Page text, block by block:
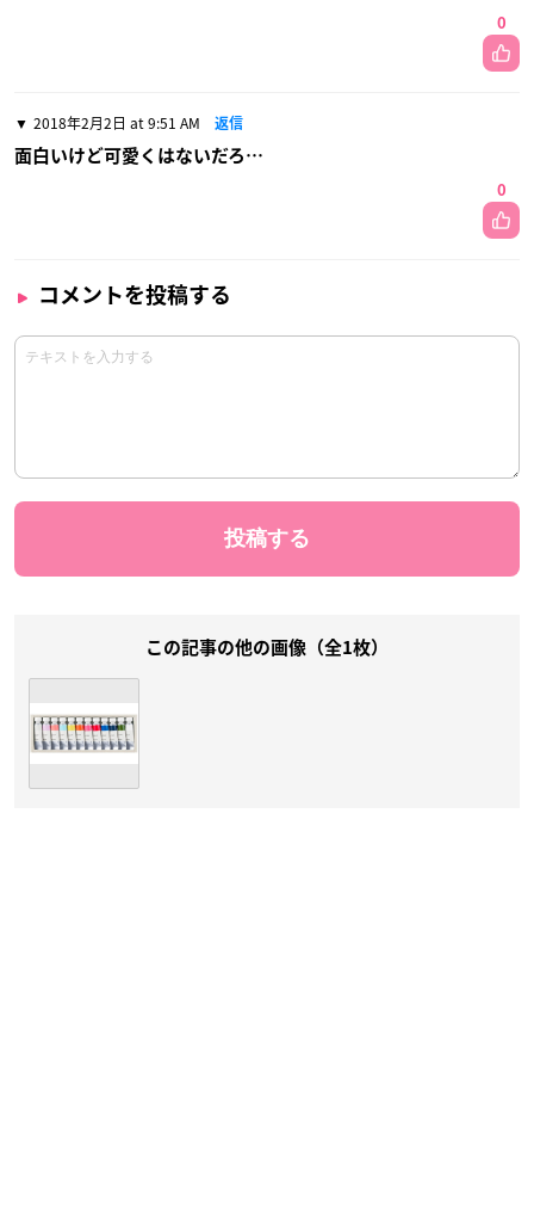
0
2018年2月2日 at 9:51 AM 返信
面白いけど可愛くはないだろ…
0
コメントを投稿する
この記事の他の画像（全1枚）